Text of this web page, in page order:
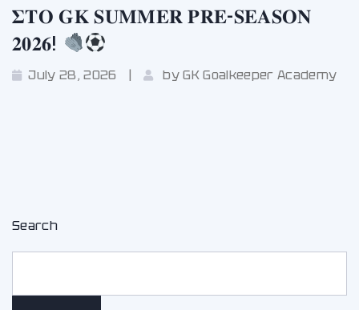
𝚺𝚻𝚶 𝐆𝐊 𝐒𝐔𝐌𝐌𝐄𝐑 𝐏𝐑𝐄-𝐒𝐄𝐀𝐒𝐎𝐍
𝟐𝟎𝟐𝟔!
July 28, 2026 byGK Goalkeeper Academy
Search